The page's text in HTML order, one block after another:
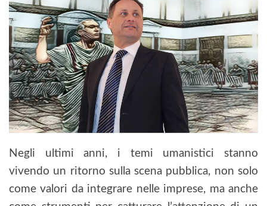
Negli ultimi anni, i temi umanistici stanno
vivendo un ritorno sulla scena pubblica, non solo
come valori da integrare nelle imprese, ma anche